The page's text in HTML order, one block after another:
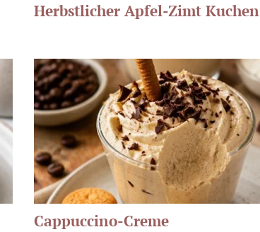
Herbstlicher Apfel-Zimt Kuchen
Cappuccino-Creme